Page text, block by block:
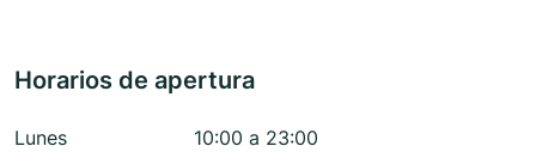
Horarios de apertura
Lunes
10:00 a 23:00